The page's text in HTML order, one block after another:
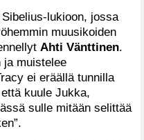
lukioon, jossa
muusikoiden
Ahti Vänttinen.
ja muistelee
ei eräällä tunnilla
kuule Jukka,
sulle mitään selittää